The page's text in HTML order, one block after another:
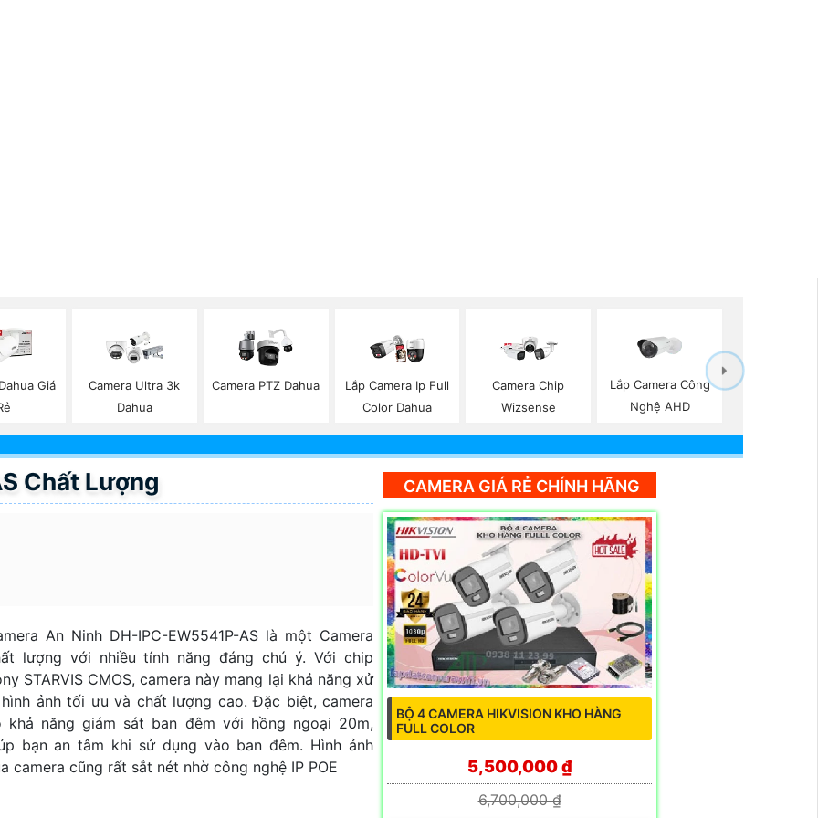
Giá
Camera Ultra 3k
Dahua
Camera PTZ Dahua
Lắp Camera Ip Full
Color Dahua
Camera Chip
Wizsense
Lắp Camera Công
Nghệ AHD
Chất Lượng
An Ninh DH-IPC-EW5541P-AS là một Camera
lượng với nhiều tính năng đáng chú ý. Với chip
STARVIS CMOS, camera này mang lại khả năng xử
ảnh tối ưu và chất lượng cao. Đặc biệt, camera
khả năng giám sát ban đêm với hồng ngoại 20m,
bạn an tâm khi sử dụng vào ban đêm. Hình ảnh
camera cũng rất sắt nét nhờ công nghệ IP POE
CAMERA GIÁ RẺ CHÍNH HÃNG
BỘ 4 CAMERA HIKVISION KHO HÀNG
FULL COLOR
5,500,000 ₫
6,700,000 ₫